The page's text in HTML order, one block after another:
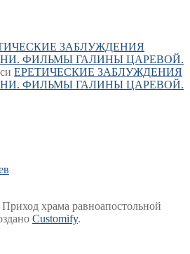
ЗАБЛУЖДЕНИЯ
ФИЛЬМЫ ГАЛИНЫ ЦАРЕВОЙ.
ЕРЕТИЧЕСКИЕ ЗАБЛУЖДЕНИЯ
ФИЛЬМЫ ГАЛИНЫ ЦАРЕВОЙ.
храма равноапостольной
Customify.